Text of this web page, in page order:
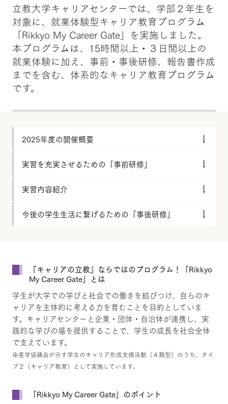
立教大学キャリアセンターでは、学部２年生を
対象に、就業体験型キャリア教育プログラム
「Rikkyo My Career Gate」を実施しました。
本プログラムは、15時間以上・３日間以上の
就業体験に加え、事前・事後研修、報告書作成
までを含む、体系的なキャリア教育プログラム
です。
2025年度の開催概要
実習を充実させるための「事前研修」
実習内容紹介
今後の学生生活に繋げるための「事後研修」
『キャリアの立教』ならではのプログラム！「Rikkyo
My Career Gate」とは
学生が大学での学びと社会での働きを結びつけ、自らのキ
ャリアを主体的に考える力を育むことを目的としていま
す。キャリアセンターと企業・団体・自治体が連携し、実
践的な学びの場を提供することで、学生の成長を社会全体
で支えています。
※産学協議会が示す学生のキャリア形成支援活動（４類型）のうち、タイ
プ２（キャリア教育）として実施しています。
「Rikkyo My Career Gate」のポイント